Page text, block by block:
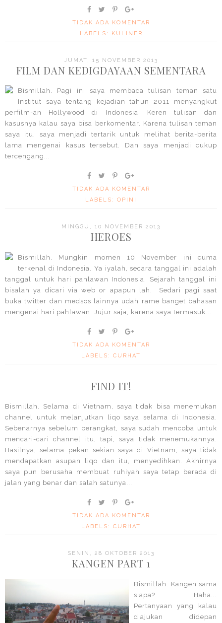
TIDAK ADA KOMENTAR
LABELS:
KULINER
JUMAT, 15 NOVEMBER 2013
FILM DAN KEDIGDAYAAN SEMENTARA
Bismillah. Pagi ini saya membaca tulisan teman satu
Institut saya tentang kejadian tahun 2011 menyangkut
perfilm-an Hollywood di Indonesia. Keren tulisan dan
kasusnya kalau saya bisa berkomentar. Karena tulisan teman
saya itu, saya menjadi tertarik untuk melihat berita-berita
lama mengenai kasus tersebut. Dan saya menjadi cukup
tercengang...
TIDAK ADA KOMENTAR
LABELS: OPINI
MINGGU, 10 NOVEMBER 2013
HEROES
Bismillah. Mungkin momen 10 November ini cuma
terkenal di Indonesia. Ya iyalah, secara tanggal ini adalah
tanggal untuk hari pahlawan Indonesia. Sejarah tanggal ini
bisalah ya dicari via web or apapun lah. Sedari pagi saat
buka twitter dan medsos lainnya udah rame banget bahasan
mengenai hari pahlawan. Jujur saja, karena saya termasuk...
TIDAK ADA KOMENTAR
LABELS: CURHAT
FIND IT!
Bismillah. Selama di Vietnam, saya tidak bisa menemukan
channel untuk melanjutkan liqo saya selama di Indonesia.
Sebenarnya sebelum berangkat, saya sudah mencoba untuk
mencari-cari channel itu, tapi, saya tidak menemukannya.
Hasilnya, selama pekan sekian saya di Vietnam, saya tidak
mendapatkan asupan liqo dan itu, menyedihkan. Akhirnya
saya pun berusaha membuat ruhiyah saya tetap berada di
jalan yang benar dan salah satunya...
TIDAK ADA KOMENTAR
LABELS: CURHAT
SENIN, 28 OKTOBER 2013
KANGEN PART 1
Bismillah. Kangen sama
siapa? Haha...
Pertanyaan yang kalau
diajukan didepan